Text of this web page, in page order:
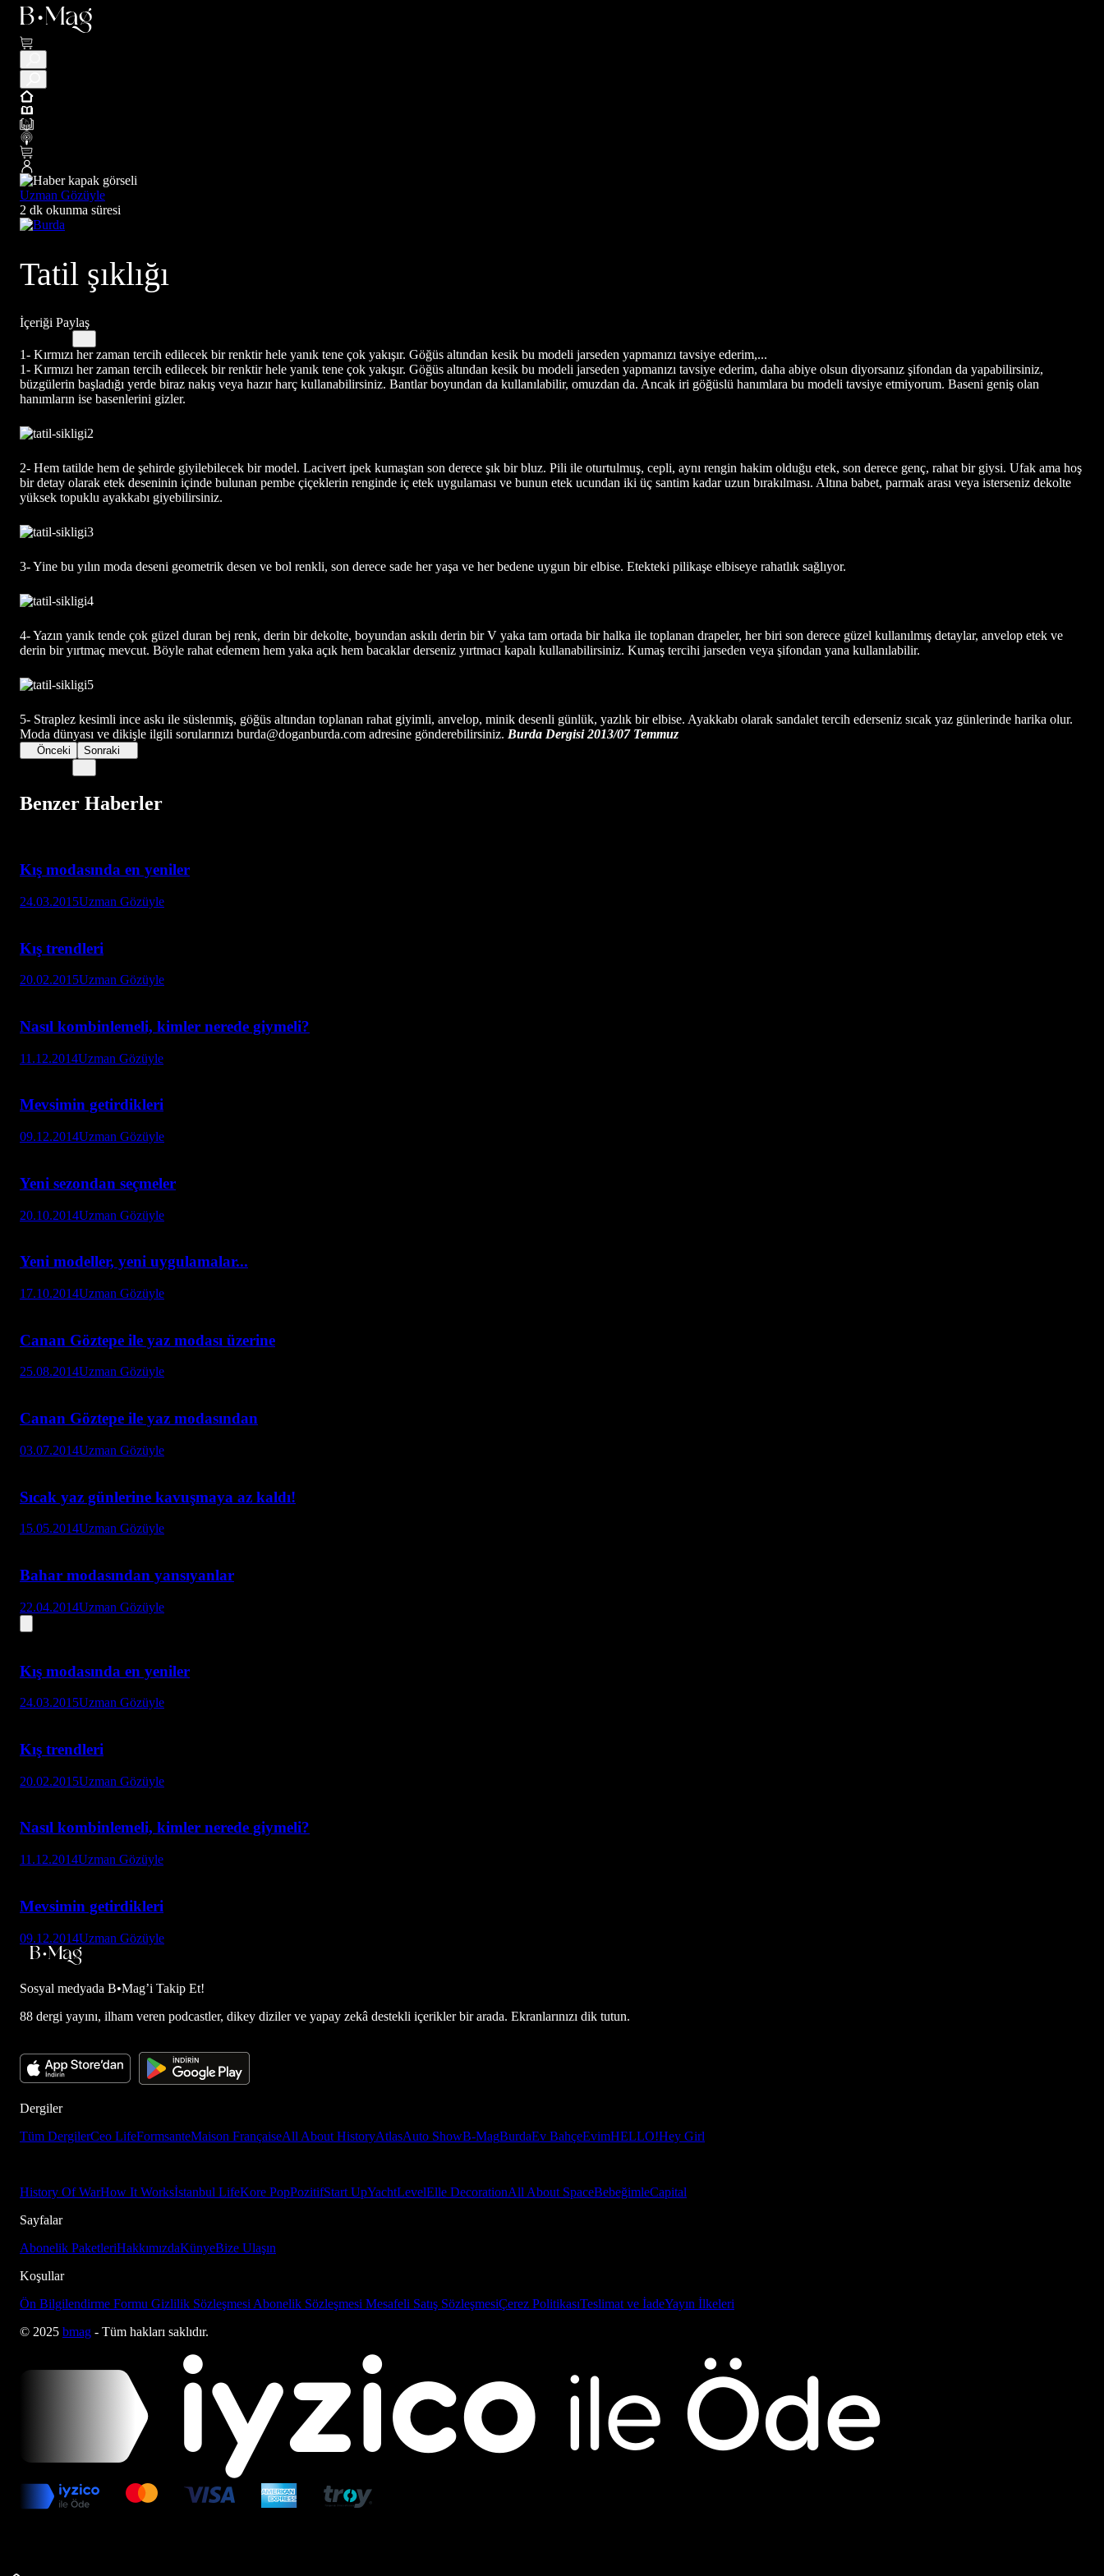
Uzman Gözüyle
2 dk okunma süresi
Tatil şıklığı
İçeriği Paylaş
1- Kırmızı her zaman tercih edilecek bir renktir hele yanık tene çok yakışır. Göğüs altından kesik bu modeli jarseden yapmanızı tavsiye ederim,...
1- Kırmızı her zaman tercih edilecek bir renktir hele yanık tene çok yakışır. Göğüs altından kesik bu modeli jarseden yapmanızı tavsiye ederim, daha abiye olsun diyorsanız şifondan da yapabilirsiniz,
büzgülerin başladığı yerde biraz nakış veya hazır harç kullanabilirsiniz. Bantlar boyundan da kullanılabilir, omuzdan da. Ancak iri göğüslü hanımlara bu modeli tavsiye etmiyorum. Baseni geniş olan
hanımların ise basenlerini gizler.
2- Hem tatilde hem de şehirde giyilebilecek bir model. Lacivert ipek kumaştan son derece şık bir bluz. Pili ile oturtulmuş, cepli, aynı rengin hakim olduğu etek, son derece genç, rahat bir giysi. Ufak ama hoş
bir detay olarak etek deseninin içinde bulunan pembe çiçeklerin renginde iç etek uygulaması ve bunun etek ucundan iki üç santim kadar uzun bırakılması. Altına babet, parmak arası veya isterseniz dekolte
yüksek topuklu ayakkabı giyebilirsiniz.
3- Yine bu yılın moda deseni geometrik desen ve bol renkli, son derece sade her yaşa ve her bedene uygun bir elbise. Etekteki pilikaşe elbiseye rahatlık sağlıyor.
4- Yazın yanık tende çok güzel duran bej renk, derin bir dekolte, boyundan askılı derin bir V yaka tam ortada bir halka ile toplanan drapeler, her biri son derece güzel kullanılmış detaylar, anvelop etek ve
derin bir yırtmaç mevcut. Böyle rahat edemem hem yaka açık hem bacaklar derseniz yırtmacı kapalı kullanabilirsiniz. Kumaş tercihi jarseden veya şifondan yana kullanılabilir.
5- Straplez kesimli ince askı ile süslenmiş, göğüs altından toplanan rahat giyimli, anvelop, minik desenli günlük, yazlık bir elbise. Ayakkabı olarak sandalet tercih ederseniz sıcak yaz günlerinde harika olur.
Moda dünyası ve dikişle ilgili sorularınızı burda@doganburda.com adresine gönderebilirsiniz. Burda Dergisi 2013/07 Temmuz
Önceki Sonraki
Benzer Haberler
Kış modasında en yeniler
24.03.2015Uzman Gözüyle
Kış trendleri
20.02.2015Uzman Gözüyle
Nasıl kombinlemeli, kimler nerede giymeli?
11.12.2014Uzman Gözüyle
Mevsimin getirdikleri
09.12.2014Uzman Gözüyle
Yeni sezondan seçmeler
20.10.2014Uzman Gözüyle
Yeni modeller, yeni uygulamalar...
17.10.2014Uzman Gözüyle
Canan Göztepe ile yaz modası üzerine
25.08.2014Uzman Gözüyle
Canan Göztepe ile yaz modasından
03.07.2014Uzman Gözüyle
Sıcak yaz günlerine kavuşmaya az kaldı!
15.05.2014Uzman Gözüyle
Bahar modasından yansıyanlar
22.04.2014Uzman Gözüyle
Kış modasında en yeniler
24.03.2015Uzman Gözüyle
Kış trendleri
20.02.2015Uzman Gözüyle
Nasıl kombinlemeli, kimler nerede giymeli?
11.12.2014Uzman Gözüyle
Mevsimin getirdikleri
09.12.2014Uzman Gözüyle
Sosyal medyada B•Mag’i Takip Et!
88 dergi yayını, ilham veren podcastler, dikey diziler ve yapay zekâ destekli içerikler bir arada. Ekranlarınızı dik tutun.
Dergiler
Tüm DergilerCeo LifeFormsanteMaison FrançaiseAll About HistoryAtlasAuto ShowB-MagBurdaEv BahçeEvimHELLO!Hey Girl
History Of WarHow It Worksİstanbul LifeKore PopPozitifStart UpYachtLevelElle DecorationAll About SpaceBebeğimleCapital
Sayfalar
Abonelik PaketleriHakkımızdaKünyeBize Ulaşın
Koşullar
Ön Bilgilendirme Formu Gizlilik Sözleşmesi Abonelik Sözleşmesi Mesafeli Satış SözleşmesiÇerez PolitikasıTeslimat ve İadeYayın İlkeleri
© 2025 bmag - Tüm hakları saklıdır.